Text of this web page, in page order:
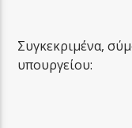
Συγκεκριμένα,
υπουργείου: